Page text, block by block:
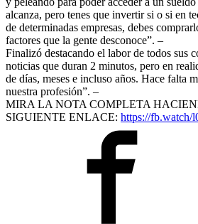
alcanza, pero tenes que invertir si o si en
de determinadas empresas, debes
factores que la gente desconoce”. –
Finalizó destacando el labor de todos sus
noticias que duran 2 minutos, pero en
de días, meses e incluso años. Hace falta
nuestra profesión”. –
MIRA LA NOTA COMPLETA
SIGUIENTE ENLACE: https://